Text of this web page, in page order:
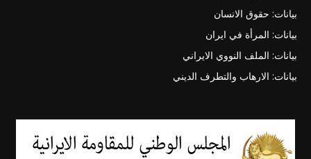
بيانات: حقوق الانسان
بيانات: المرأة في ايران
بيانات: الملف النووي الايراني
بيانات: الارهاب والتطرف الديني